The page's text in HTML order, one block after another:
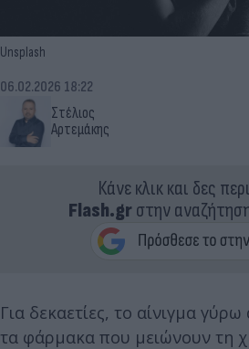
Unsplash
Στέλιος
Αρτεμάκης
06.02.2026 18:22
Κάνε κλικ και δες
Flash.grστην
Για δεκαετίες, το αίνιγμα γύρω
τα φάρμακα που μειώνουν τη